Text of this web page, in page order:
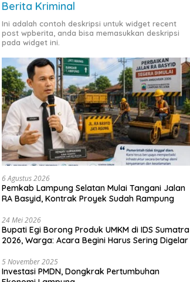
Berita Kriminal
Ini adalah contoh deskripsi untuk widget recent
post wpberita, anda bisa memasukkan deskripsi
pada widget ini.
6 Agustus 2026
Pemkab Lampung Selatan Mulai Tangani Jalan
RA Basyid, Kontrak Proyek Sudah Rampung
24 Mei 2026
Bupati Egi Borong Produk UMKM di IDS Sumatra
2026, Warga: Acara Begini Harus Sering Digelar
5 November 2025
Investasi PMDN, Dongkrak Pertumbuhan